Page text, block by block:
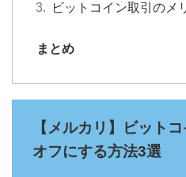
ビットコイン取引のメ
まとめ
【メルカリ】ビット
オフにする方法3選